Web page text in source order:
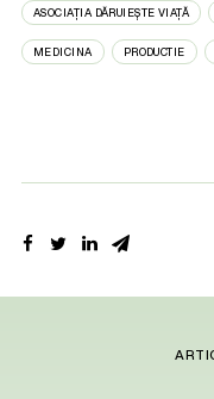
ASOCIAȚIA DĂRUIEȘTE VIAȚĂ
MEDICINA PRODUCTIE